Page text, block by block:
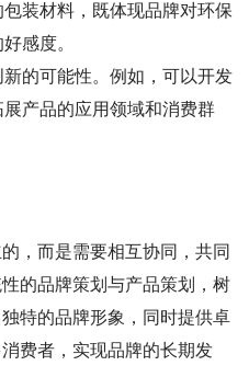
装材料，既体现品牌对环保
感度。
新的可能性。例如，可以开发
产品的应用领域和消费群
，而是需要相互协同，共同
的品牌策划与产品策划，树
特的品牌形象，同时提供卓
费者，实现品牌的长期发